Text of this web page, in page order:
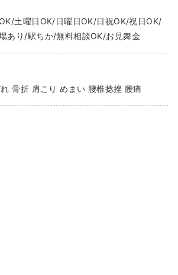
土曜日OK/日曜日OK/日祝OK/祝日OK/
あり/駅ちか/無料相談OK/お見舞金
骨折 肩こり めまい 腰椎捻挫 腰痛